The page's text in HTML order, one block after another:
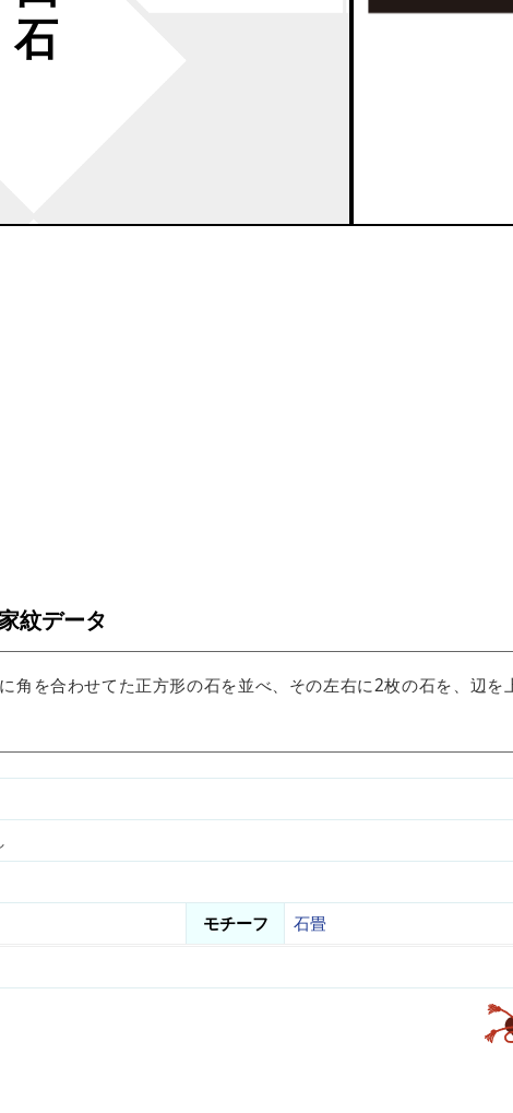
紋データ
角を合わせてた正方形の石を並べ、その左右に2枚の石を、辺を
モチーフ
石畳